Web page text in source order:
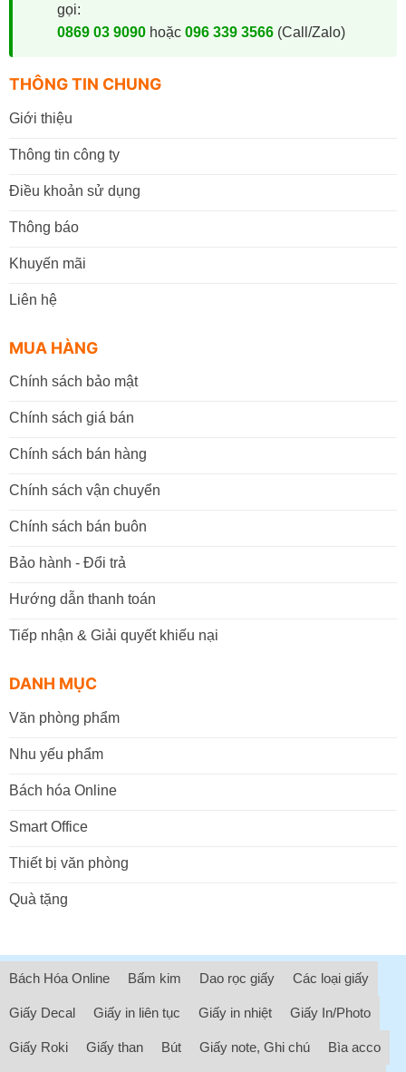
gọi:
0869 03 9090hoặc 096 339 3566(Call/Zalo)
THÔNG TIN CHUNG
Giới thiệu
Thông tin công ty
Điều khoản sử dụng
Thông báo
Khuyến mãi
Liên hệ
MUA HÀNG
Chính sách bảo mật
Chính sách giá bán
Chính sách bán hàng
Chính sách vận chuyển
Chính sách bán buôn
Bảo hành - Đổi trả
Hướng dẫn thanh toán
Tiếp nhận & Giải quyết khiếu nại
DANH MỤC
Văn phòng phẩm
Nhu yếu phẩm
Bách hóa Online
Smart Office
Thiết bị văn phòng
Quà tặng
Bách Hóa Online Bấm kim Dao rọc giấy Các loại giấy
Giấy Decal Giấy in liên tục Giấy in nhiệt Giấy In/Photo
Giấy Roki Giấy than Bút Giấy note, Ghi chú Bìa acco